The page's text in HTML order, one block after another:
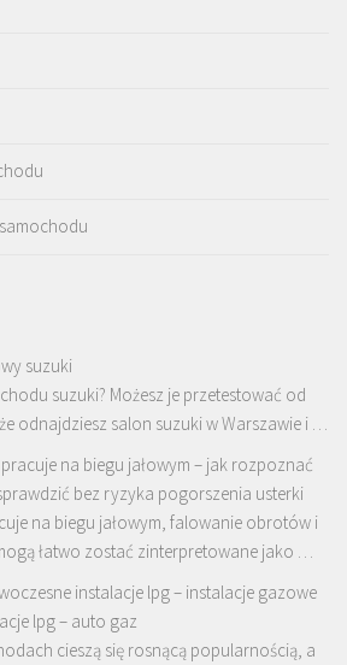
suzuki
suzuki? Możesz je przetestować od
odnajdziesz salon suzuki w Warszawie i …
na biegu jałowym – jak rozpoznać
bez ryzyka pogorszenia usterki
na biegu jałowym, falowanie obrotów i
łatwo zostać zinterpretowane jako …
instalacje lpg – instalacje gazowe
lpg – auto gaz
cieszą się rosnącą popularnością, a